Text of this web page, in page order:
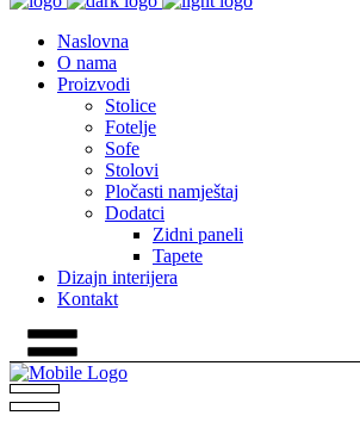
Naslovna
O nama
Proizvodi
Stolice
Fotelje
Sofe
Stolovi
Pločasti namještaj
Dodatci
Zidni paneli
Tapete
Dizajn interijera
Kontakt